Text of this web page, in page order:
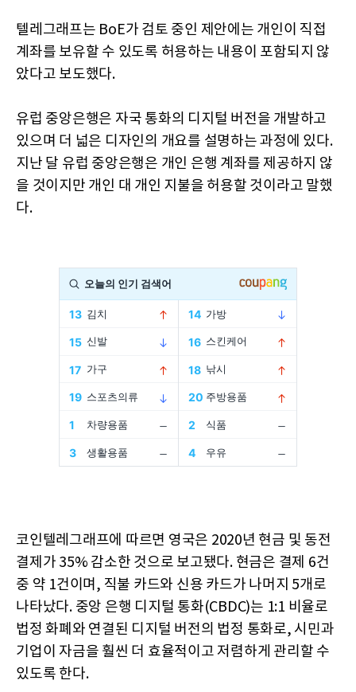
텔레그래프는 BoE가 검토 중인 제안에는 개인이 직접
계좌를 보유할 수 있도록 허용하는 내용이 포함되지 않
았다고 보도했다.
유럽 중앙은행은 자국 통화의 디지털 버전을 개발하고
있으며 더 넓은 디자인의 개요를 설명하는 과정에 있다.
지난 달 유럽 중앙은행은 개인 은행 계좌를 제공하지 않
을 것이지만 개인 대 개인 지불을 허용할 것이라고 말했
다.
코인텔레그래프에 따르면 영국은 2020년 현금 및 동전
결제가 35% 감소한 것으로 보고됐다. 현금은 결제 6건
중 약 1건이며, 직불 카드와 신용 카드가 나머지 5개로
나타났다. 중앙 은행 디지털 통화(CBDC)는 1:1 비율로
법정 화폐와 연결된 디지털 버전의 법정 통화로, 시민과
기업이 자금을 훨씬 더 효율적이고 저렴하게 관리할 수
있도록 한다.